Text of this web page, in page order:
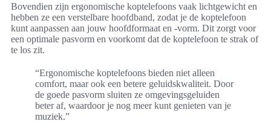
Bovendien zijn ergonomische koptelefoons vaak lichtgewicht en
hebben ze een verstelbare hoofdband, zodat je de koptelefoon
kunt aanpassen aan jouw hoofdformaat en -vorm. Dit zorgt voor
een optimale pasvorm en voorkomt dat de koptelefoon te strak of
te los zit.
“Ergonomische koptelefoons bieden niet alleen
comfort, maar ook een betere geluidskwaliteit. Door
de goede pasvorm sluiten ze omgevingsgeluiden
beter af, waardoor je nog meer kunt genieten van je
muziek.”